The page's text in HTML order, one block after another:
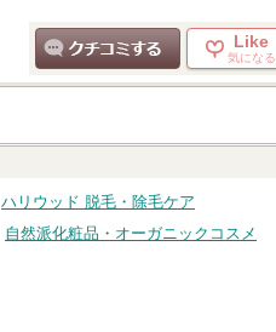
クチコミする
Like
気になる
ハリウッド 脱毛・除毛ケア
自然派化粧品・オーガニックコスメ